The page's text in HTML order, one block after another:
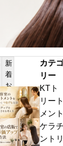
つながるカウンセ
提案が自然にな
スト。
新
着
お
知
ら
せ
美
室
美
容
カテ
リー
KTト
リート
メント
ケラチ
ントリ